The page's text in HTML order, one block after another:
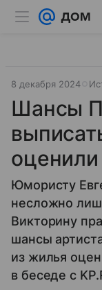
8 декабря 2024
Шансы
оценили
Юмористу
несложно
Викторину
шансы
из жилья
в беседе с